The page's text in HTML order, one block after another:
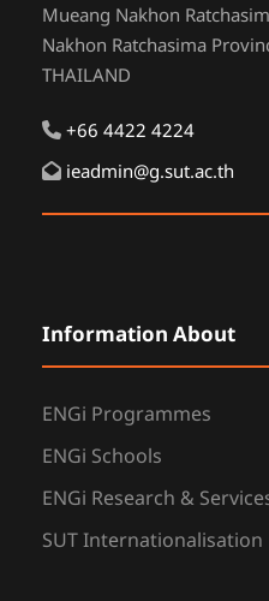
Mueang Nakhon
Nakhon Ratchasima
THAILAND
+66 4422 4224
ieadmin@g.sut.ac.th
Information About
ENGi Programmes
ENGi Schools
ENGi Research &
SUT Internationalisation